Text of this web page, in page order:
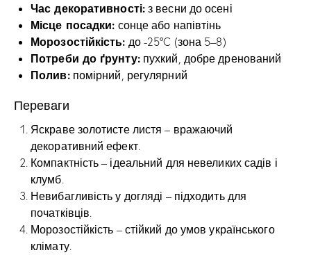
Час декоративності:з весни до осені
Місце посадки: сонце або напівтінь
Морозостійкість: до -25°C (зона 5–8)
Потреби до ґрунту:пухкий, добре дренований
Полив:помірний, регулярний
Переваги
Яскраве золотисте листя – вражаючий
декоративний ефект.
Компактність – ідеальний для невеликих садів і
клумб.
Невибагливість у догляді – підходить для
початківців.
Морозостійкість – стійкий до умов українського
клімату.